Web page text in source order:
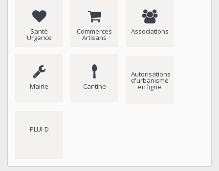
Santé
Urgence
Commerces
Artisans
Associations
Mairie Cantine
Autorisations
d'urbanisme
en ligne
PLUI-D